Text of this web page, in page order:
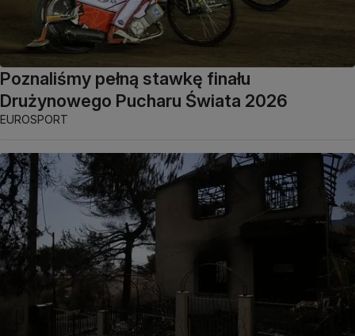
Poznaliśmy pełną stawkę finału
Drużynowego Pucharu Świata 2026
EUROSPORT